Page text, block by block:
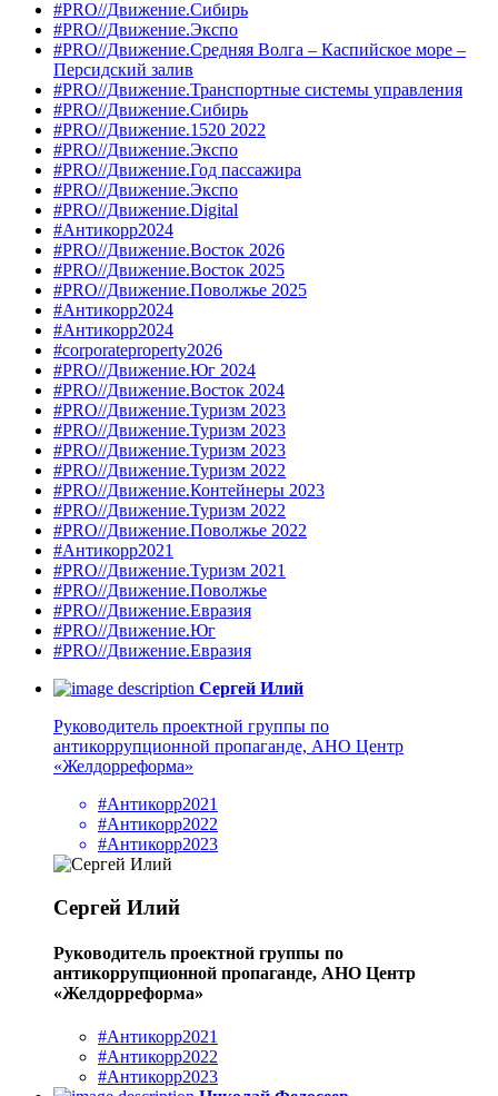
#PRO//Движение.Сибирь
#PRO//Движение.Экспо
#PRO//Движение.Средняя Волга – Каспийское море –
Персидский залив
#PRO//Движение.Транспортные системы управления
#PRO//Движение.Сибирь
#PRO//Движение.1520 2022
#PRO//Движение.Экспо
#PRO//Движение.Год пассажира
#PRO//Движение.Экспо
#PRO//Движение.Digital
#Антикорр2024
#PRO//Движение.Восток 2026
#PRO//Движение.Восток 2025
#PRO//Движение.Поволжье 2025
#Антикорр2024
#Антикорр2024
#corporateproperty2026
#PRO//Движение.Юг 2024
#PRO//Движение.Восток 2024
#PRO//Движение.Туризм 2023
#PRO//Движение.Туризм 2023
#PRO//Движение.Туризм 2023
#PRO//Движение.Туризм 2022
#PRO//Движение.Контейнеры 2023
#PRO//Движение.Туризм 2022
#PRO//Движение.Поволжье 2022
#Антикорр2021
#PRO//Движение.Туризм 2021
#PRO//Движение.Поволжье
#PRO//Движение.Евразия
#PRO//Движение.Юг
#PRO//Движение.Евразия
Сергей Илий
Руководитель проектной группы по
антикоррупционной пропаганде, АНО Центр
«Желдорреформа»
#Антикорр2021
#Антикорр2022
#Антикорр2023
Сергей Илий
Руководитель проектной группы по
антикоррупционной пропаганде, АНО Центр
«Желдорреформа»
#Антикорр2021
#Антикорр2022
#Антикорр2023